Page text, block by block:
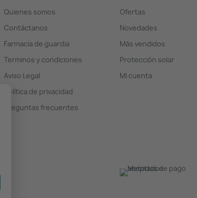
Quienes somos
Contáctanos
Farmacia de guardia
Terminos y condiciones
Aviso Legal
Política de privacidad
Preguntas frecuentes
Ofertas
Novedades
Más vendidos
Protección solar
Mi cuenta